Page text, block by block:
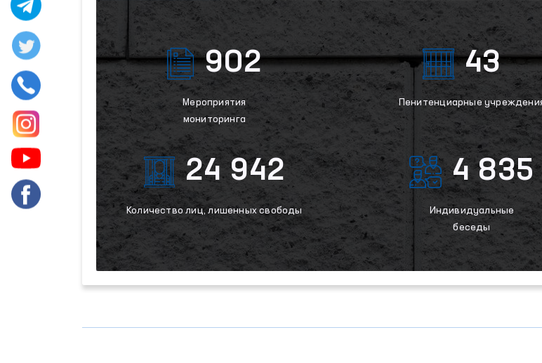
902
Мероприятия
мониторинга
43
Пенитенциарные
24 942
Количество лиц, лишенных свободы
4 835
Индивидуальные
беседы